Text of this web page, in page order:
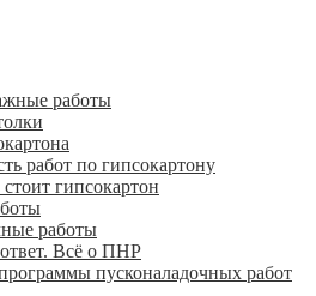
работы
работ по гипсокартону
гипсокартон
работы
Всё о ПНР
пусконаладочных работ